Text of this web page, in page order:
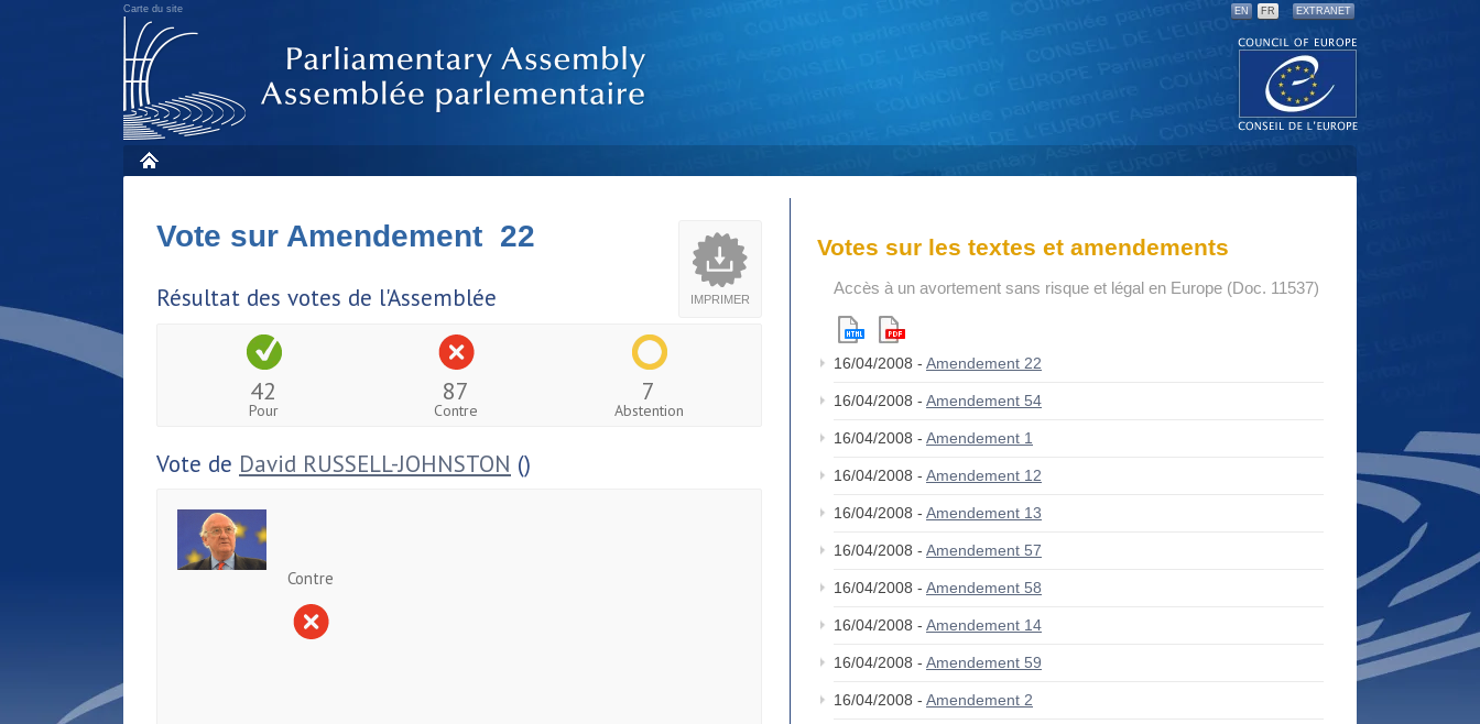
Carte du site EN FR EXTRANET
IMPRIMER
Vote sur Amendement 22
Résultat des votes de l'Assemblée
42
Pour
87
Contre
7
Abstention
Vote de David RUSSELL-JOHNSTON ()
Contre
Votes sur les textes et amendements
Accès à un avortement sans risque et légal en Europe (Doc. 11537)
16/04/2008 - Amendement 22
16/04/2008 - Amendement 54
16/04/2008 - Amendement 1
16/04/2008 - Amendement 12
16/04/2008 - Amendement 13
16/04/2008 - Amendement 57
16/04/2008 - Amendement 58
16/04/2008 - Amendement 14
16/04/2008 - Amendement 59
16/04/2008 - Amendement 2